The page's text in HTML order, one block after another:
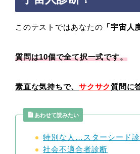
このテストではあなたの 「宇宙人
質問は10個で全て択一式です。
素直な気持ちで、 サクサク質問に
あわせて読みたい
特別な人…スターシード
社会不適合者診断